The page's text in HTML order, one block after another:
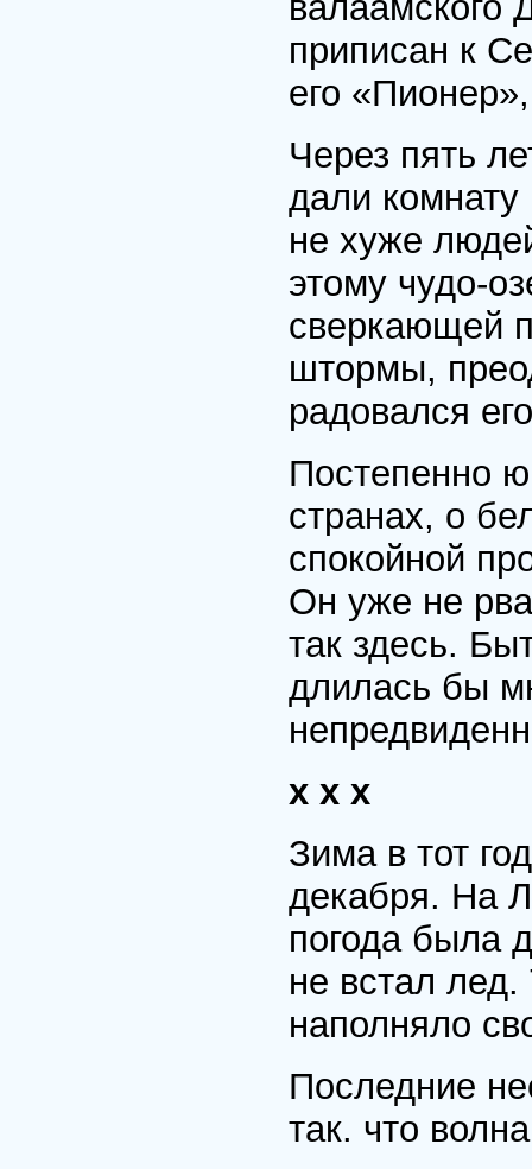
приписан к
его
Через пять
дали
не хуже
этому чудо-
сверкающей
штормы,
радовался
Постепенно
странах, о
спокойной
Он уже не
так здесь.
длилась бы
х х х
Зима в тот
декабря. На
погода была
не встал
наполняло
Последние
так. что